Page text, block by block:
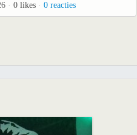
0 likes 0 reacties